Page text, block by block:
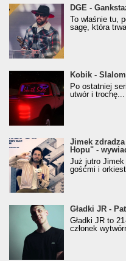
donGURALesko z
Klasyczny/
(Popkillery 2023)
DGE -
To właśnie tu,
sagę, która
Kobik - Slalom ft. Jan-
[Official Music
Kobik -
Po ostatniej
utwór i trochę...
Jimek zdradza kulisy
Hopu" - wywiad
Jimek
Hopu" -
Już jutro
gośćmi i
Gładki JR - Patoshot
Gładki JR -
Gładki JR to
członek